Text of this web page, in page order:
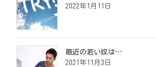
2022年1月11日
最近の若い奴は…
2021年11月3日